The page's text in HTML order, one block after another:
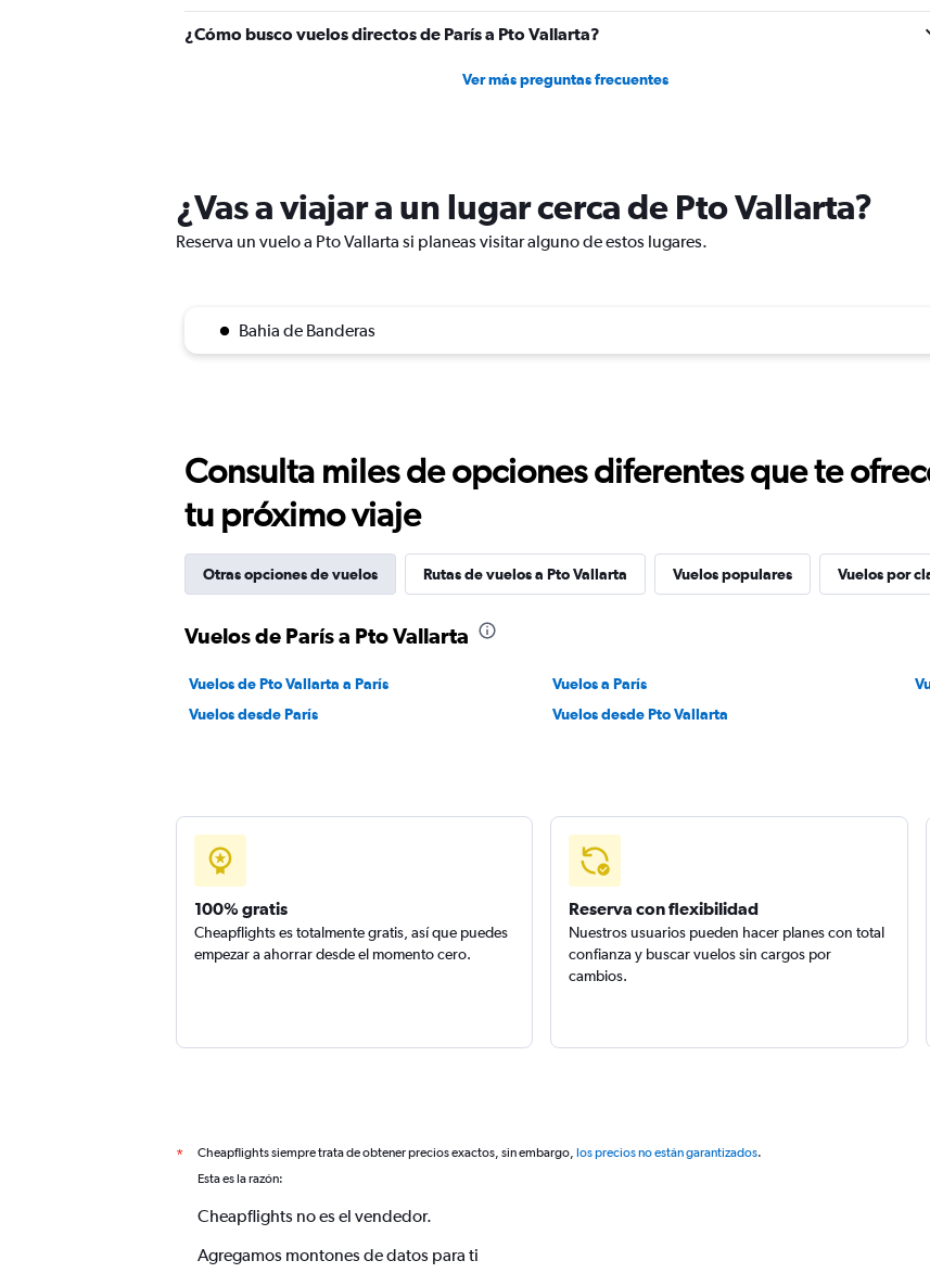
¿Cómo busco vuelos directos de París a Pto Vallarta?
Ver más preguntas frecuentes
¿Vas a viajar a un lugar cerca de Pto Vallarta?
Reserva un vuelo a Pto Vallarta si planeas visitar alguno de estos lugares.
Bahia de Banderas
Consulta miles de opciones diferentes que te
tu próximo viaje
Otras opciones de vuelos Rutas de vuelos a Pto Vallarta Vuelos populares Vuelos por
Vuelos de París a Pto Vallarta
Vuelos de Pto Vallarta a París Vuelos a París
Vuelos desde París
Vuelos desde Pto Vallarta
100% gratis
Cheapflights es totalmente gratis, así que puedes
empezar a ahorrar desde el momento cero.
Reserva con flexibilidad
Nuestros usuarios pueden hacer planes con total
confianza y buscar vuelos sin cargos por
cambios.
* Cheapflights siempre trata de obtener precios exactos, sin embargo, los precios no están garantizados.
Esta es la razón:
Cheapflights no es el vendedor.
Agregamos montones de datos para ti